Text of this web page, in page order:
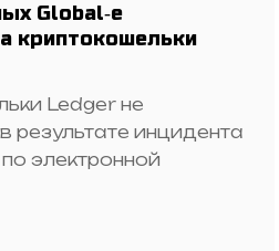
Global‑e
криптокошельки
Ledger не
результате инцидента
электронной